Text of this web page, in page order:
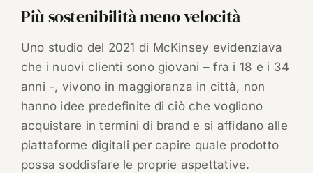
Più sostenibilità meno velocità
Uno studio del 2021 di McKinsey evidenziava
che i nuovi clienti sono giovani – fra i 18 e i 34
anni -, vivono in maggioranza in città, non
hanno idee predefinite di ciò che vogliono
acquistare in termini di brand e si affidano alle
piattaforme digitali per capire quale prodotto
possa soddisfare le proprie aspettative.